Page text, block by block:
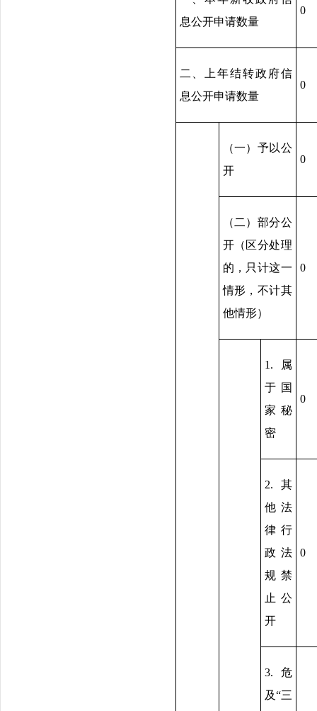
息公开申请数量
0
二、上年结转政府信
息公开申请数量
0
（一）予以公
开
0
（二）部分公
开（区分处理
的，只计这一
情形，不计其
他情形）
0
1.属
于国
家秘
密
0
2.其
他法
律行
政法
规禁
止公
开
0
3.危
及“三